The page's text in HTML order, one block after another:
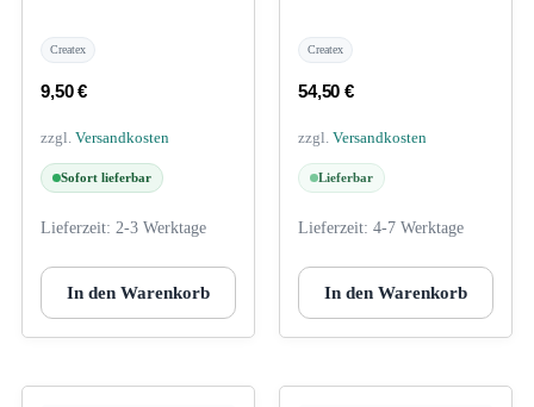
Createx
9,50€
zzgl. Versandkosten
Sofort lieferbar
Lieferzeit: 2-3 Werktage
In den Warenkorb
Createx
54,50€
zzgl. Versandkosten
Lieferbar
Lieferzeit: 4-7 Werktage
In den Warenkorb